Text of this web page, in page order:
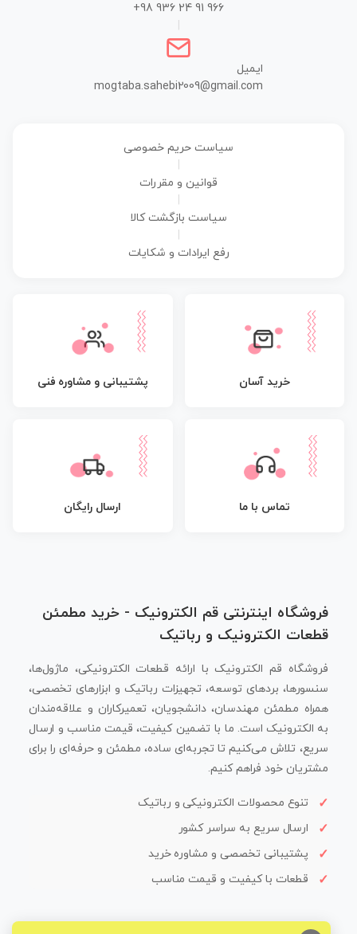
+98 936 24 91 966
ایمیل
mogtaba.sahebi2009@gmail.com
سیاست حریم خصوصی
قوانین و مقررات
سیاست بازگشت کالا
رفع ایرادات و شکایات
خرید آسان پشتیبانی و مشاوره فنی
تماس با ما ارسال رایگان
فروشگاه اینترنتی قم الکترونیک - خرید مطمئن
قطعات الکترونیک و رباتیک
فروشگاه قم الکترونیک با ارائه قطعات الکترونیکی، ماژول‌ها،
سنسورها، بردهای توسعه، تجهیزات رباتیک و ابزارهای تخصصی،
همراه مطمئن مهندسان، دانشجویان، تعمیرکاران و علاقه‌مندان
به الکترونیک است. ما با تضمین کیفیت، قیمت مناسب و ارسال
سریع، تلاش می‌کنیم تا تجربه‌ای ساده، مطمئن و حرفه‌ای را برای
مشتریان خود فراهم کنیم.
تنوع محصولات الکترونیکی و رباتیک
ارسال سریع به سراسر کشور
پشتیبانی تخصصی و مشاوره خرید
قطعات با کیفیت و قیمت مناسب